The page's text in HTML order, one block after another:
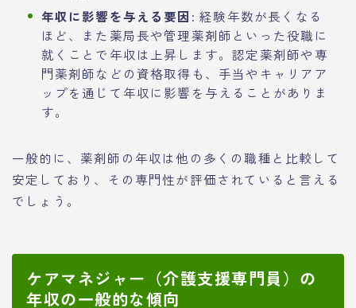
年収に影響を与える要因: 経験年数が長くなる
ほど、また薬局長や管理薬剤師といった役職に
就くことで年収は上昇します。認定薬剤師や専
門薬剤師などの資格取得も、手当やキャリアア
ップを通じて年収に影響を与えることがありま
す。
一般的に、薬剤師の年収は他の多くの職種と比較して
安定しており、その専門性が評価されていると言える
でしょう。
ケアマネジャー（介護支援専門員）の
年収の一般的な傾向